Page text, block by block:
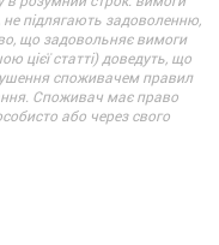
підлягають задоволенню,
що задовольняє вимоги
цієї статті) доведуть, що
споживачем правил
Споживач має право
або через свого